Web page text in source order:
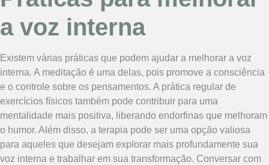
a voz interna
Existem várias práticas que podem ajudar a melhorar a voz
interna. A meditação é uma delas, pois promove a consciência
e o controle sobre os pensamentos. A prática regular de
exercícios físicos também pode contribuir para uma
mentalidade mais positiva, liberando endorfinas que melhoram
o humor. Além disso, a terapia pode ser uma opção valiosa
para aqueles que desejam explorar mais profundamente sua
voz interna e trabalhar em sua transformação. Conversar com